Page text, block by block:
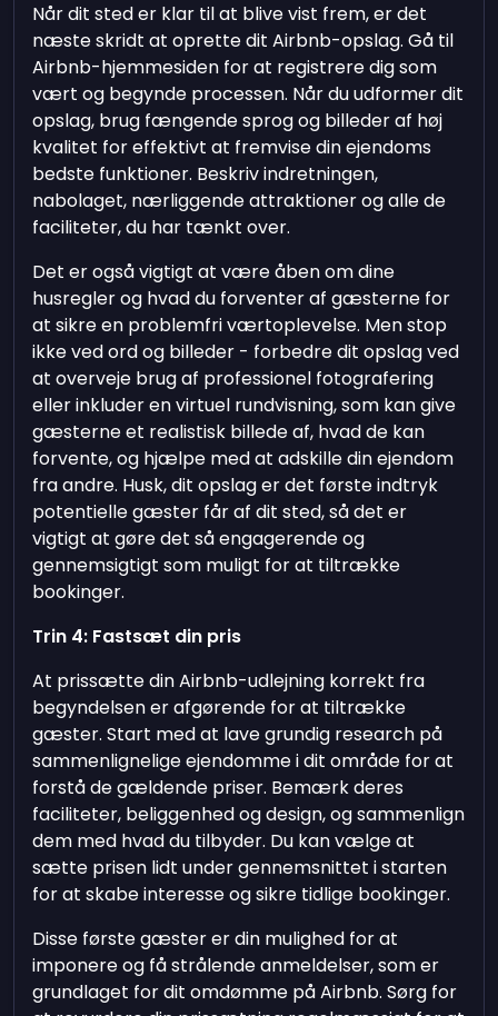
Når dit sted er klar til at blive vist frem, er det
næste skridt at oprette dit Airbnb-opslag. Gå til
Airbnb-hjemmesiden for at registrere dig som
vært og begynde processen. Når du udformer dit
opslag, brug fængende sprog og billeder af høj
kvalitet for effektivt at fremvise din ejendoms
bedste funktioner. Beskriv indretningen,
nabolaget, nærliggende attraktioner og alle de
faciliteter, du har tænkt over.
Det er også vigtigt at være åben om dine
husregler og hvad du forventer af gæsterne for
at sikre en problemfri værtoplevelse. Men stop
ikke ved ord og billeder - forbedre dit opslag ved
at overveje brug af professionel fotografering
eller inkluder en virtuel rundvisning, som kan give
gæsterne et realistisk billede af, hvad de kan
forvente, og hjælpe med at adskille din ejendom
fra andre. Husk, dit opslag er det første indtryk
potentielle gæster får af dit sted, så det er
vigtigt at gøre det så engagerende og
gennemsigtigt som muligt for at tiltrække
bookinger.
Trin 4: Fastsæt din pris
At prissætte din Airbnb-udlejning korrekt fra
begyndelsen er afgørende for at tiltrække
gæster. Start med at lave grundig research på
sammenlignelige ejendomme i dit område for at
forstå de gældende priser. Bemærk deres
faciliteter, beliggenhed og design, og sammenlign
dem med hvad du tilbyder. Du kan vælge at
sætte prisen lidt under gennemsnittet i starten
for at skabe interesse og sikre tidlige bookinger.
Disse første gæster er din mulighed for at
imponere og få strålende anmeldelser, som er
grundlaget for dit omdømme på Airbnb. Sørg for